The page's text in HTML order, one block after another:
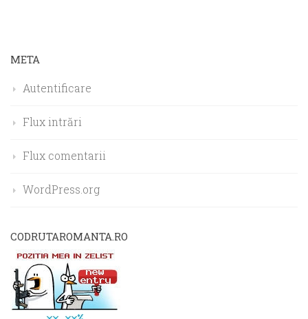
META
Autentificare
Flux intrări
Flux comentarii
WordPress.org
CODRUTAROMANTA.RO